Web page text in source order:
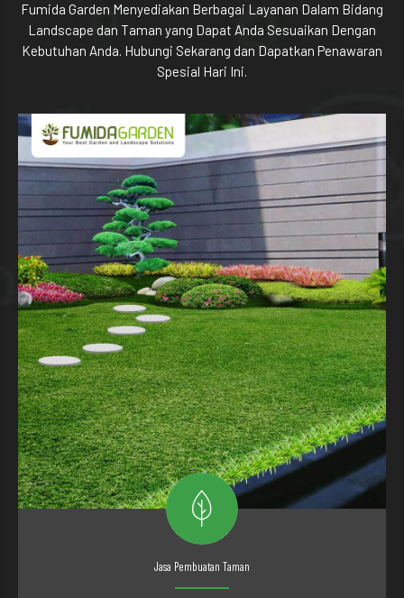
Fumida Garden Menyediakan Berbagai Layanan Dalam Bidang
Landscape dan Taman yang Dapat Anda Sesuaikan Dengan
Kebutuhan Anda. Hubungi Sekarang dan Dapatkan Penawaran
Spesial Hari Ini.
Jasa Pembuatan Taman